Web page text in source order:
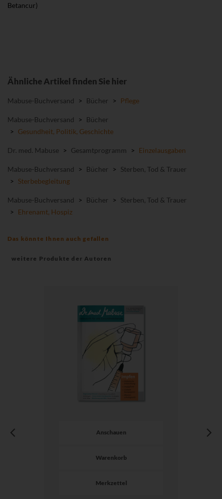
Betancur)
Ähnliche Artikel finden Sie hier
Mabuse-Buchversand > Bücher > Pflege
Mabuse-Buchversand > Bücher
> Gesundheit, Politik, Geschichte
Dr. med. Mabuse > Gesamtprogramm > Einzelausgaben
Mabuse-Buchversand > Bücher > Sterben, Tod & Trauer
> Sterbebegleitung
Mabuse-Buchversand > Bücher > Sterben, Tod & Trauer
> Ehrenamt, Hospiz
Das könnte Ihnen auch gefallen
weitere Produkte der Autoren
Anschauen
Warenkorb
Merkzettel